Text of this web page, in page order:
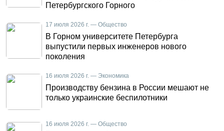
Петербургского Горного
17 июля 2026 г. — Общество
В Горном университете Петербурга
выпустили первых инженеров нового
поколения
16 июля 2026 г. — Экономика
Производству бензина в России мешают не
только украинские беспилотники
16 июля 2026 г. — Общество